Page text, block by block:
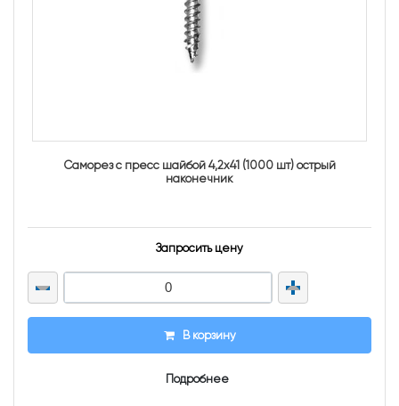
Саморез с пресс шайбой 4,2х41 (1000 шт) острый
наконечник
Запросить цену
В корзину
Подробнее